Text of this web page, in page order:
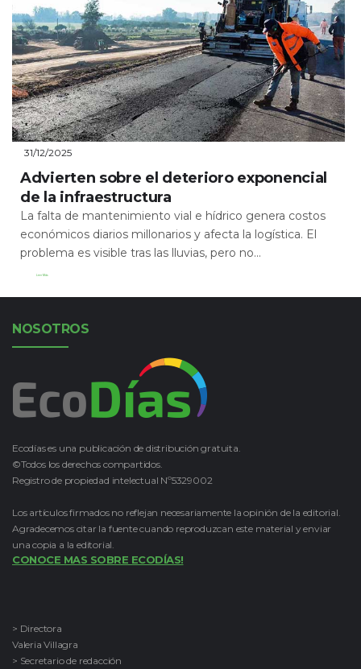
31/12/2025
Advierten sobre el deterioro exponencial
de la infraestructura
La falta de mantenimiento vial e hídrico genera costos
económicos diarios millonarios y afecta la logística. El
problema es visible tras las lluvias, pero no...
Leer Más
NOSOTROS
Ecodías es una publicación de distribución gratuita.
©Todos los derechos compartidos.
Registro de propiedad intelectual Nº5329002
Los artículos firmados no reflejan necesariamente la opinión de la editorial.
Agradecemos citar la fuente cuando reproduzcan este material y enviar
una copia a la editorial.
CONOCE MAS SOBRE ECODÍAS!
> Directora
Valeria Villagra
> Secretario de redacción